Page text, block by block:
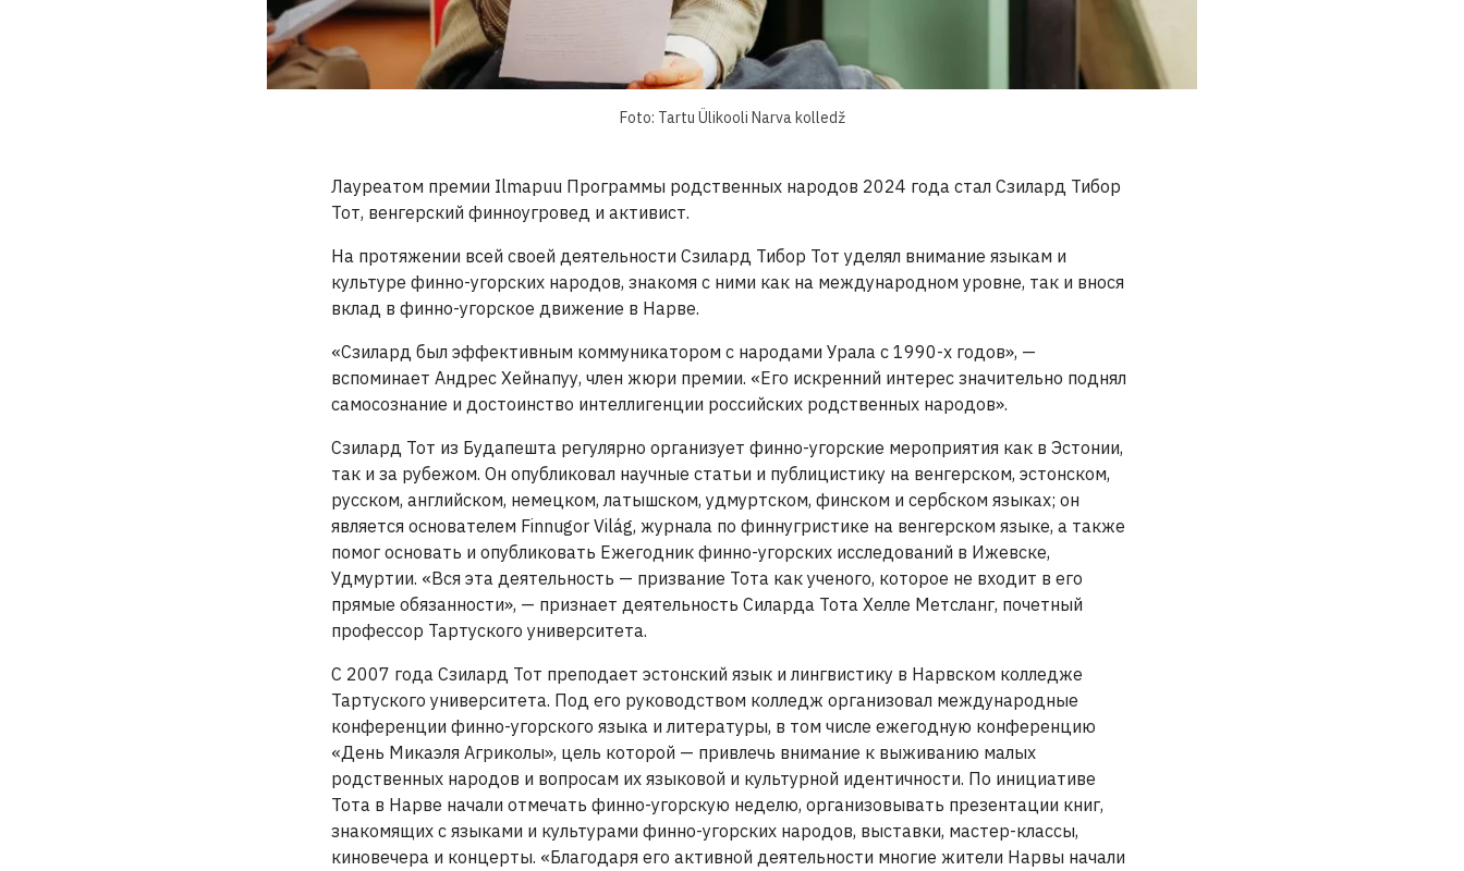
Foto: Tartu Ülikooli Narva kolledž
Лауреатом премии Ilmapuu Программы родственных народов 2024 года стал Сзилард Тибор
Тот, венгерский финноугровед и активист.
На протяжении всей своей деятельности Сзилард Тибор Тот уделял внимание языкам и
культуре финно-угорских народов, знакомя с ними как на международном уровне, так и внося
вклад в финно-угорское движение в Нарве.
«Сзилард был эффективным коммуникатором с народами Урала с 1990-х годов», —
вспоминает Андрес Хейнапуу, член жюри премии. «Его искренний интерес значительно поднял
самосознание и достоинство интеллигенции российских родственных народов».
Сзилард Тот из Будапешта регулярно организует финно-угорские мероприятия как в Эстонии,
так и за рубежом. Он опубликовал научные статьи и публицистику на венгерском, эстонском,
русском, английском, немецком, латышском, удмуртском, финском и сербском языках; он
является основателем Finnugor Világ, журнала по финнугристике на венгерском языке, а также
помог основать и опубликовать Ежегодник финно-угорских исследований в Ижевске,
Удмуртии. «Вся эта деятельность — призвание Тота как ученого, которое не входит в его
прямые обязанности», — признает деятельность Силарда Тота Хелле Метсланг, почетный
профессор Тартуского университета.
С 2007 года Сзилард Тот преподает эстонский язык и лингвистику в Нарвском колледже
Тартуского университета. Под его руководством колледж организовал международные
конференции финно-угорского языка и литературы, в том числе ежегодную конференцию
«День Микаэля Агриколы», цель которой — привлечь внимание к выживанию малых
родственных народов и вопросам их языковой и культурной идентичности. По инициативе
Тота в Нарве начали отмечать финно-угорскую неделю, организовывать презентации книг,
знакомящих с языками и культурами финно-угорских народов, выставки, мастер-классы,
киновечера и концерты. «Благодаря его активной деятельности многие жители Нарвы начали